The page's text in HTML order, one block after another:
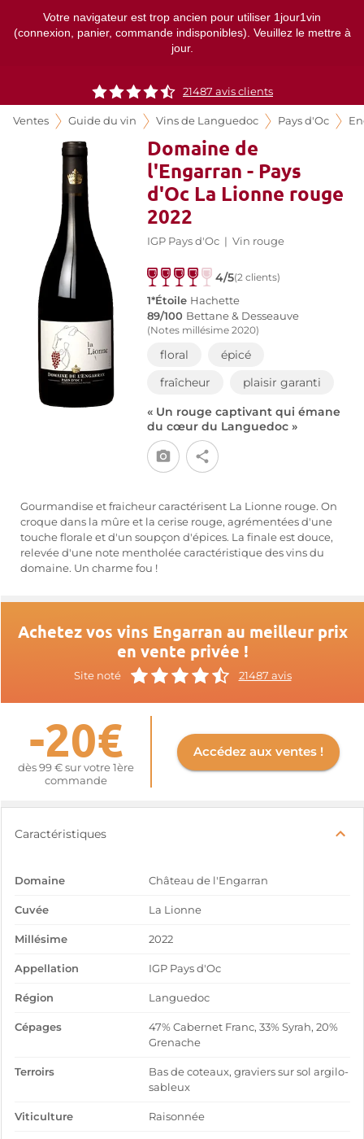
Votre navigateur est trop ancien pour utiliser 1jour1vin
(connexion, panier, commande indisponibles). Veuillez le mettre à
jour.
21487 avis clients
Ventes Guide du vin Vins de Languedoc Pays d'Oc
Domaine de
l'Engarran - Pays
d'Oc La Lionne rouge
2022
IGP Pays d'Oc | Vin rouge
4/5(2 clients)
1*Étoile Hachette
89/100 Bettane & Desseauve
(Notes millésime 2020)
floral
épicé
fraîcheur
plaisir garanti
« Un rouge captivant qui émane
du cœur du Languedoc »
Gourmandise et fraicheur caractérisent La Lionne rouge. On
croque dans la mûre et la cerise rouge, agrémentées d'une
touche florale et d'un soupçon d'épices. La finale est douce,
relevée d'une note mentholée caractéristique des vins du
domaine. Un charme fou !
Achetez vos vins Engarran au meilleur prix
en vente privée !
Site noté 21487 avis
-20€
dès 99 € sur votre 1ère
commande
Accédez aux ventes !
Caractéristiques
Domaine Château de l'Engarran
Cuvée La Lionne
Millésime 2022
Appellation IGP Pays d'Oc
Région Languedoc
Cépages
47% Cabernet Franc, 33% Syrah, 20%
Grenache
Terroirs
Bas de coteaux, graviers sur sol argilo-
sableux
Viticulture Raisonnée